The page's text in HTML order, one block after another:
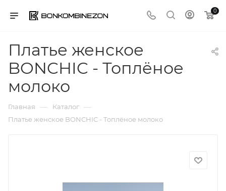
0
Платье женское
BONCHIC - Топлёное
молоко
Главная — Каталог —
Платье женское BONCHIC - Топлёное молоко